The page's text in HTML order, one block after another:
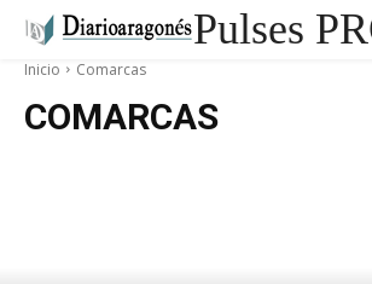
Pulses
Inicio Comarcas
COMARCAS